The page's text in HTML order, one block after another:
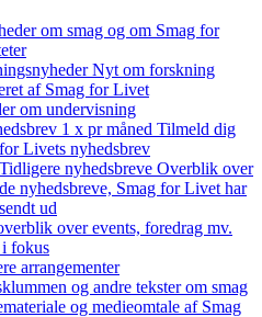
om smag og om Smag for
Nyt om forskning
af Smag for Livet
om undervisning
1 x pr måned Tilmeld dig
Livets nyhedsbrev
Tidligere nyhedsbreve Overblik over
de nyhedsbreve, Smag for Livet har
sendt ud
over events, foredrag mv.
i fokus
arrangementer
og andre tekster om smag
og medieomtale af Smag